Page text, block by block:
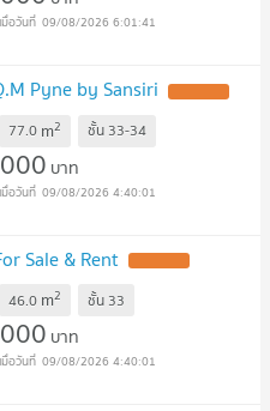
09/08/2026 6:01:41
Pyne by Sansiri
77.0 m2 ชั้น 33-34
บาท
09/08/2026 4:40:01
Sale & Rent
46.0 m2 ชั้น 33
บาท
09/08/2026 4:40:01